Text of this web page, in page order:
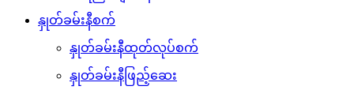
နှုတ်ခမ်းနီစက်
နှုတ်ခမ်းနီထုတ်လုပ်စက်
နှုတ်ခမ်းနီဖြည့်ဆေး